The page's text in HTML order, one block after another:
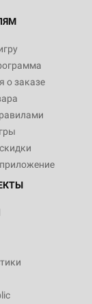
о заказе